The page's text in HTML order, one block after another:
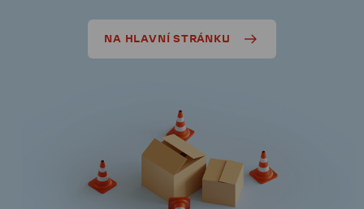
NA HLAVNÍ STRÁNKU